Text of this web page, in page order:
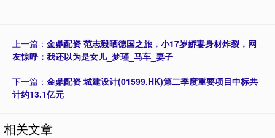
上一篇： 金鼎配资 范志毅晒德国之旅，小17岁娇妻身材炸裂，网
友惊呼：我还以为是女儿_梦瑾_马车_妻子
下一篇： 金鼎配资 城建设计(01599.HK)第二季度重要项目中标共
计约13.1亿元
相关文章